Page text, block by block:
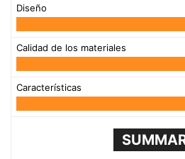
Diseño
Calidad de los materiales
Características